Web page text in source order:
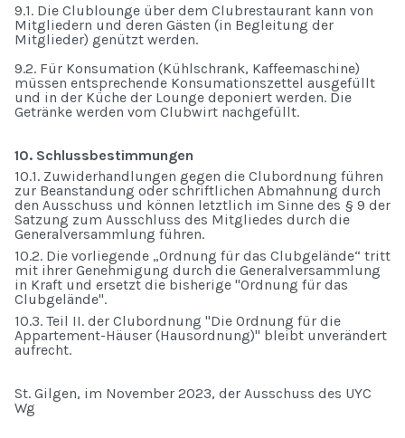
9.1. Die Clublounge über dem Clubrestaurant kann von
Mitgliedern und deren Gästen (in Begleitung der
Mitglieder) genützt werden.
9.2. Für Konsumation (Kühlschrank, Kaffeemaschine)
müssen entsprechende Konsumationszettel ausgefüllt
und in der Küche der Lounge deponiert werden. Die
Getränke werden vom Clubwirt nachgefüllt.
10. Schlussbestimmungen
10.1. Zuwiderhandlungen gegen die Clubordnung führen
zur Beanstandung oder schriftlichen Abmahnung durch
den Ausschuss und können letztlich im Sinne des § 9 der
Satzung zum Ausschluss des Mitgliedes durch die
Generalversammlung führen.
10.2. Die vorliegende „Ordnung für das Clubgelände“ tritt
mit ihrer Genehmigung durch die Generalversammlung
in Kraft und ersetzt die bisherige "Ordnung für das
Clubgelände".
10.3. Teil II. der Clubordnung "Die Ordnung für die
Appartement-Häuser (Hausordnung)" bleibt unverändert
aufrecht.
St. Gilgen, im November 2023, der Ausschuss des UYC
Wg